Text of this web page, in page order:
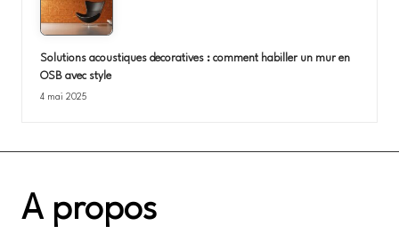
Solutions acoustiques decoratives : comment habiller un mur en
OSB avec style
4 mai 2025
A propos